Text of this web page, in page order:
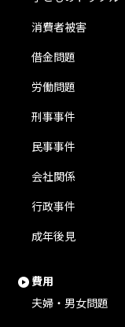
消費者被害
借金問題
労働問題
刑事事件
民事事件
会社関係
行政事件
成年後見
費用
夫婦・男女問題